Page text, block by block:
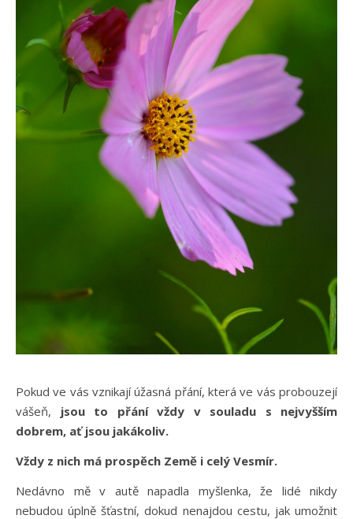
Pokud ve vás vznikají úžasná přání, která ve vás probouzejí
vášeň, jsou to přání vždy v souladu s nejvyšším
dobrem, ať jsou jakákoliv.
Vždy z nich má prospěch Země i celý Vesmír.
Nedávno mě v autě napadla myšlenka, že lidé nikdy
nebudou úplně šťastní, dokud nenajdou cestu, jak umožnit